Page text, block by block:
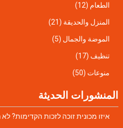
الطعام (12)
المنزل والحديقة (21)
الموضة والجمال (5)
تنظيف (17)
منوعات (50)
المنشورات الحديثة
איזו מכונית זוכה לזכות הקדימות?